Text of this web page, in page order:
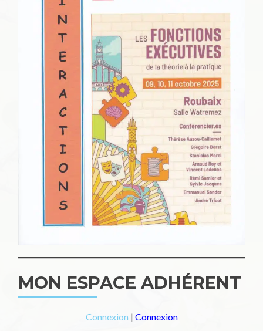
MON ESPACE ADHÉRENT
Connexion | Connexion